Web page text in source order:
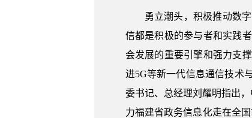
勇立潮头，积极推动数
信都是积极的参与者和实践
会发展的重要引擎和强力支
进5G等新一代信息通信技术
委书记、总经理刘耀明指出
力福建省政务信息化走在全